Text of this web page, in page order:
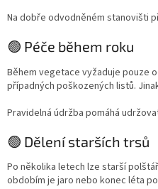
Na dobře odvodněném stanovišti
🟢 Péče během roku
Během vegetace vyžaduje pouze
případných poškozených listů.
Pravidelná údržba pomáhá
🟢 Dělení starších trsů
Po několika letech lze starší
obdobím je jaro nebo konec léta